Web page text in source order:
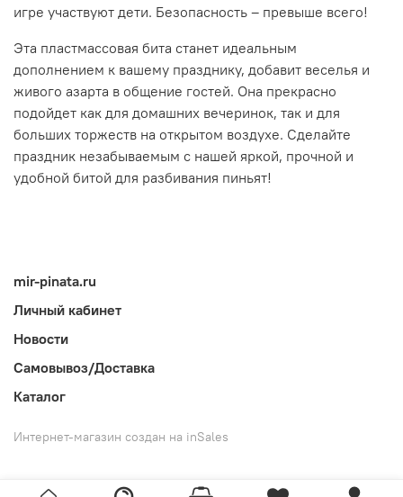
игре участвуют дети. Безопасность – превыше всего!
Эта пластмассовая бита станет идеальным
дополнением к вашему празднику, добавит веселья и
живого азарта в общение гостей. Она прекрасно
подойдет как для домашних вечеринок, так и для
больших торжеств на открытом воздухе. Сделайте
праздник незабываемым с нашей яркой, прочной и
удобной битой для разбивания пиньят!
mir-pinata.ru
Личный кабинет
Новости
Самовывоз/Доставка
Каталог
Интернет-магазин создан на inSales